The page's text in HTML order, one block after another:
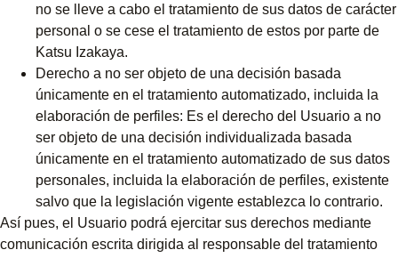
no se lleve a cabo el tratamiento de sus datos de carácter
personal o se cese el tratamiento de estos por parte de
Katsu Izakaya.
Derecho a no ser objeto de una decisión basada
únicamente en el tratamiento automatizado, incluida la
elaboración de perfiles: Es el derecho del Usuario a no
ser objeto de una decisión individualizada basada
únicamente en el tratamiento automatizado de sus datos
personales, incluida la elaboración de perfiles, existente
salvo que la legislación vigente establezca lo contrario.
Así pues, el Usuario podrá ejercitar sus derechos mediante
comunicación escrita dirigida al responsable del tratamiento